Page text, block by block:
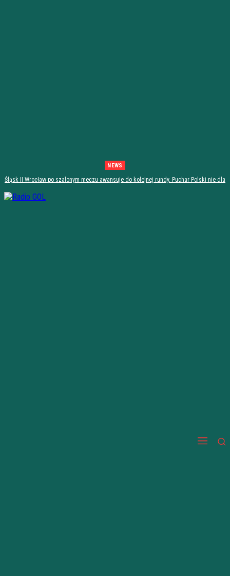
NEWS
Śląsk II Wrocław po szalonym meczu awansuje do kolejnej rundy. Puchar Polski nie dla